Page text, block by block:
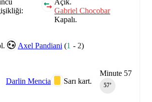
Gabriel Chocobar
Kapalı.
Axel Pandiani (1 - 2)
Minute 57
57‎’‎
Sarı kart.
Darlin Mencia